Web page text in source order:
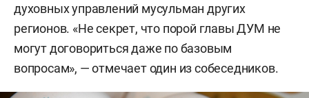
духовных управлений мусульман других
регионов. «Не секрет, что порой главы ДУМ не
могут договориться даже по базовым
вопросам», — отмечает один из собеседников.